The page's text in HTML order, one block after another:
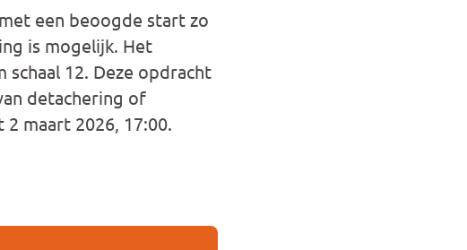
een beoogde start zo
is mogelijk. Het
12. Deze opdracht
detachering of
maart 2026, 17:00.